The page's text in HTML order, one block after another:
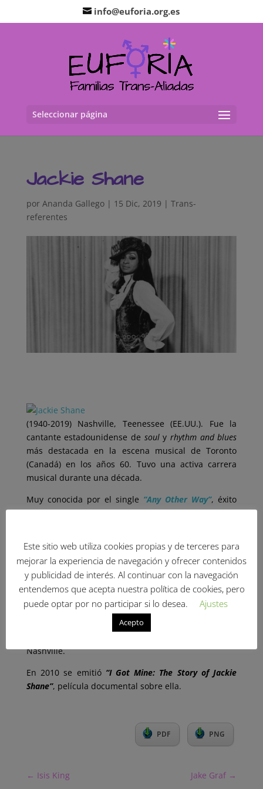
info@euforia.org.es
Seleccionar página
Jackie Shane
por Ananda Gallego| 15 Dic, 2019 | Trans-
referentes
(1940-2019) Nashville, Teenessee (EE.UU.). Fue la
cantante estadounidense de souly rhythm and blues
más destacada en la escena musical de Toronto
(Canadá) en los años 60. Tuvo una activa carrera
musical durante una década.
Muy conocida por el single “Any Other Way”, éxito
Top 10 en Toronto en 1962, y éxito modesto de todo
gráfico nacional de RPM en marzo.
Shane se desvaneció de la vida pública después de
1970, incluso sus propios compañeros de banda
perdieron el contacto con ella. Durante un tiempo
incluso llegó a rumorearse que había muerto.
Se mudó a Los Ángeles para cuidar de su madre y,
Nashville.
En 2010 se emitió “I Got Mine: The Story of Jackie
Shane”, película documental sobre ella.
PDF PNG
← Isis King Jake Graf →
Este sitio web utiliza cookies propias y de terceres para
mejorar la experiencia de navegación y ofrecer contenidos
y publicidad de interés. Al continuar con la navegación
entendemos que acepta nuestra política de cookies, pero
puede optar por no participar si lo desea.
Ajustes
Acepto